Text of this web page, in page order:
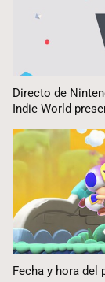
Directo de
Indie World
Fecha y hora del